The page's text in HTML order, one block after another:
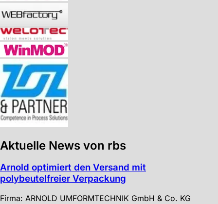
Aktuelle News von rbs
Arnold optimiert den Versand mit
polybeutelfreier Verpackung
Firma: ARNOLD UMFORMTECHNIK GmbH & Co. KG